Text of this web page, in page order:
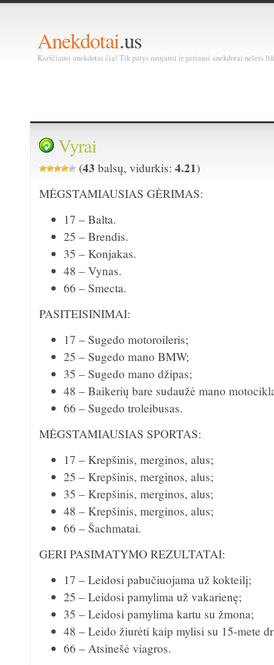
Anekdotai.us
Karščiausi anekdotai čia! Tik patys naujausi ir geriausi anekdotai neleis
Vyrai
(43 balsų, vidurkis:4.21)
MĖGSTAMIAUSIAS GĖRIMAS:
17 – Balta.
25 – Brendis.
35 – Konjakas.
48 – Vynas.
66 – Smecta.
PASITEISINIMAI:
17 – Sugedo motoroileris;
25 – Sugedo mano BMW;
35 – Sugedo mano džipas;
48 – Baikerių bare sudaužė mano
66 – Sugedo troleibusas.
MĖGSTAMIAUSIAS SPORTAS:
17 – Krepšinis, merginos, alus;
25 – Krepšinis, merginos, alus;
35 – Krepšinis, merginos, alus;
48 – Krepšinis, merginos, alus;
66 – Šachmatai.
GERI PASIMATYMO REZULTATAI:
17 – Leidosi pabučiuojama už kokteilį;
25 – Leidosi pamylima už vakarienę;
35 – Leidosi pamylima kartu su žmona;
48 – Leido žiurėti kaip mylisi su 15-mete
66 – Atsinešė viagros.